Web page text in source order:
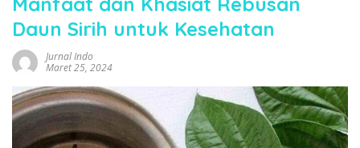
Daun Sirih untuk Kesehatan
Jurnal Indo
Maret 25, 2024